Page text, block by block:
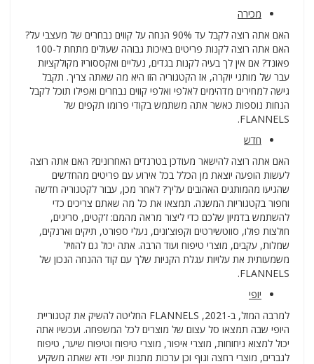
מכירה
האם אתה רוצה לקבל עד 90% הנחה על קווים נבחרים של מעצבי על?
האם אתה רוצה לקנות פריטים באיכות גבוהה שעולים מתחת ל-100
פאונד? אם אין לך בעיה לקנות בגדים, נעליים ואקססוריז מקולקציות
עבר של מותגי יוקרה, אז הקטגוריה הזו היא מה שאתה צריך. תקבל
גישה למחירים מדהימים לאלפי ואלפי קווים נבחרים ואפילו תוכל לקבל
הנחות נוספות כאשר אתה משתמש בקודי פרומו תקפים של
FLANNELS.
חדש
האם אתה רוצה להישאר מעודכן בטרנדים האחרונים? האם אתה רוצה
לעשות הופעה יוצאת מן הכלל בכל אירוע עם פריטים מהחדשים
שהגיעו מהמותגים האהובים עליך? לאחר מכן, עבור לקטגוריה חדשה
וחפור בקטגוריות המשנה. תמצאו את כל מה שאתם צריכים כדי
להשתמש בדמיון שלכם כדי ליצור מראה מהמם: ז'קטים, סריגים,
חולצות פולו, סווטשירטים וקפוצ'ונים, נעלי ספורט, תיקים וארנקים,
שמלות, עקבים, מוצרי טיפוח ועוד הרבה. אתה יכול גם להוזיל
משמעותית את עלויות עגלת הקניות שלך עם קוד ההנחה הנכון של
FLANNELS.
יופי
למרבה המזל, ב-2021, FLANNELS החליטה להשיק את קטגוריית
היופי שבה תמצאו סל עצום של מוצרים לכל המשפחה. ועכשיו אתה
יכול למצוא ניחוחות, מוצרי איפור, מוצרי טיפוח וטיפוח שיער, טיפוח
לגברים, מוצרי רחצה וגוף וכן ערכות מתנות יופי. ודא שאתה משקיע